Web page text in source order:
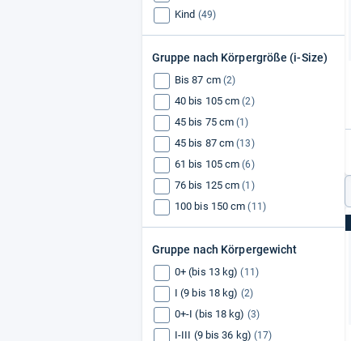
Kind (49)
Gruppe nach Körpergröße (i-Size)
Bis 87 cm (2)
40 bis 105 cm (2)
45 bis 75 cm (1)
45 bis 87 cm (13)
61 bis 105 cm (6)
76 bis 125 cm (1)
100 bis 150 cm (11)
Gruppe nach Körpergewicht
0+ (bis 13 kg) (11)
I (9 bis 18 kg) (2)
0+-I (bis 18 kg) (3)
I-III (9 bis 36 kg) (17)